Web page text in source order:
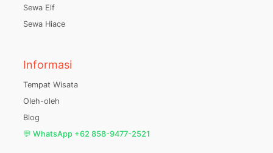
Sewa Elf
Sewa Hiace
Informasi
Tempat Wisata
Oleh-oleh
Blog
💬 WhatsApp +62 858-9477-2521